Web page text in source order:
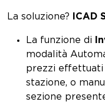
La soluzione? ICAD
La funzione di
modalità
prezzi
stazione, o
sezione